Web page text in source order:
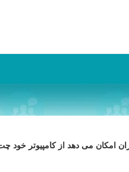
امکان می دهد از کامپیوتر خود